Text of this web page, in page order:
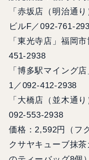
「赤坂店（明治通
ビルF／092-761-
「東光寺店」福岡
451-2938
「博多駅マイング
1／092-412-2938
「大橋店（並木通
092-553-2938
価格：2,592円（フ
クサヤキューブ抹